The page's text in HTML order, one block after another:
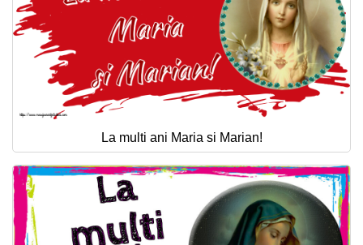
La multi ani Maria si Marian!